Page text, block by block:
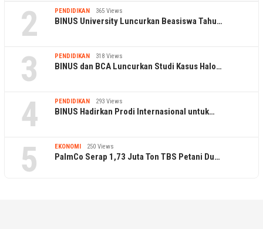
2 PENDIDIKAN 365 Views
BINUS University Luncurkan Beasiswa Tahu…
3 PENDIDIKAN 318 Views
BINUS dan BCA Luncurkan Studi Kasus Halo…
4 PENDIDIKAN 293 Views
BINUS Hadirkan Prodi Internasional untuk…
5 EKONOMI 250 Views
PalmCo Serap 1,73 Juta Ton TBS Petani Du…